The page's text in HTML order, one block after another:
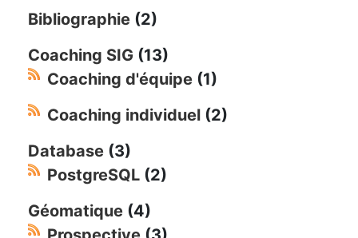
Bibliographie (2)
Coaching SIG (13)
Coaching d'équipe (1)
Coaching individuel (2)
Database (3)
PostgreSQL (2)
Géomatique (4)